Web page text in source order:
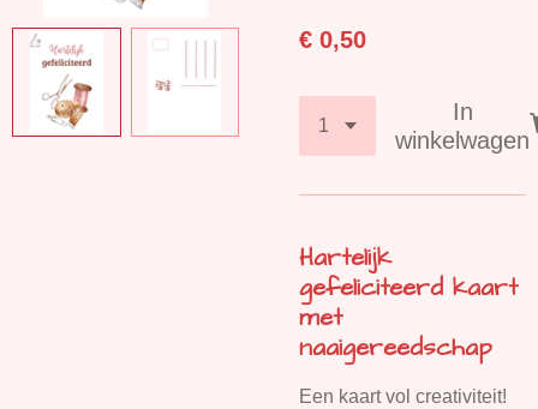
€ 0,50
In
winkelwagen
Hartelijk
gefeliciteerd kaart
met
naaigereedschap
Een kaart vol creativiteit!